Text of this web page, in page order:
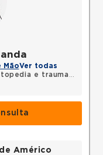
MãoVer todas
e traumatologia
Américo